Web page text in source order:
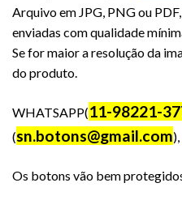
Arquivo em JPG, PNG ou
enviadas com qualidade
Se for maior a resolução da
do produto.
WHATSAPP(11-98221-
(sn.botons@gmail.com),
Os botons vão bem